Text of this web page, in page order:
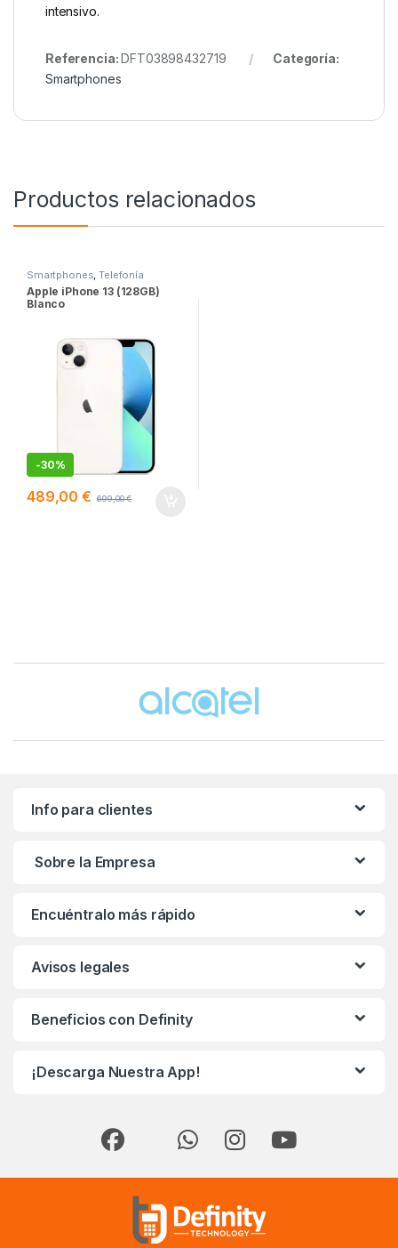
intensivo.
Referencia:DFT03898432719
Categoría:
Smartphones
Productos relacionados
Smartphones,Telefonía
Apple iPhone 13 (128GB)
Blanco
-30%
489,00€ 699,00€
Info para clientes
Sobre la Empresa
Encuéntralo más rápido
Avisos legales
Beneficios con Definity
¡Descarga Nuestra App!